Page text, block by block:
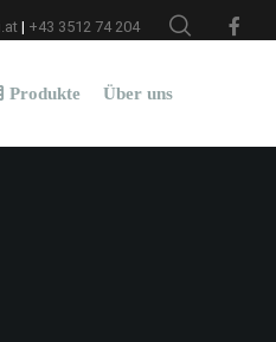
| +43 3512 74 204
Produkte Über uns